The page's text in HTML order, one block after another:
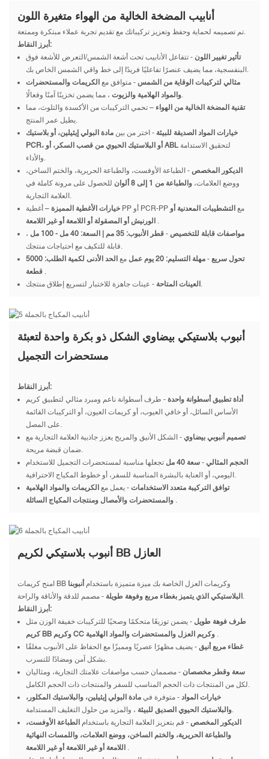
أنابيب المضخة الخالية من الهواء متغيرة اللون
تم تصميمه لحماية وحفظ وتعزيز تركيباتك مع تقديم تجربة عملاء مبتكرة وممتعة.
أبرز النقاط:
تأثير تغيير اللون - تتفاعل الأنابيب تحت أشعة الشمس/التعرض للأشعة فوق
البنفسجية، مما يضيف عنصرًا تفاعليًا فريدًا إلى خط واقي الشمس الخاص بك.
مثالي لتركيبات الوقاية من الشمس- متوافق مع الكريمات والمستحضرات
والمواد الهلامية والزيوت، مما يضمن تخزينًا آمنًا وفعالًا.
تقنية المضخة الخالية من الهواء – تحمي التركيبات من الأكسدة والتلوث، مما
يطيل عمر المنتج.
خيارات المواد الصديقة للبيئة - اختر من بين مادة البولي إيثيلين، أو بلاستيك
PCR، أو البلاستيك الحيوي من قصب السكر، أو ABL
والأداء.
الديكور المخصص- الطباعة الأوفست، والطباعة الحريرية، والختم الساخن،
ووضع العلامات، والطباعة من 1 إلى 8 ألوان
للحصول على مرونة كاملة في
العلامة التجارية.
خيارات الأغطية المميزة
– أغطية PP أو PCR-PP مع التشطيبات المعدنية أو
الورنيش أو المصقولة أو اللامعة أو غير اللامعة .
مواصفات قابلة للتخصيص- قطر الأنبوب: 35 مم | السعة: 40 مل - 100 مل
،
قابلة للتكيف مع احتياجات منتجك.
تحول سريع- مهلة التسليم: 20 يوم عمل مع
الحد الأدنى لكمية الطلب: 5000
قطعة .
العينات المتاحة - عينات جاهزة للاختبار لتسريع إطلاق منتجك.
أنبوب بلاستيكي بيضاوي الشكل ذو بكرة واحدة لتعبئة
مستحضرات التجميل
أبرز النقاط:
أداة تطبيق أسطوانة واحدة- طرف أسطوانة ناعم ومبرد مثالي لتطبيق كريم
الأساس السائل، أو خافي العيوب، أو كريمات العيون، أو التركيبات القائمة
على المصل.
تصميم أنبوبي بيضاوي- الشكل الأنيق والمريح يعزز جاذبية العلامة التجارية مع
ضمان قبضة مريحة.
الحجم المثالي- سعة 40 مل
تجعلها مناسبة لمستحضرات التجميل للاستخدام
اليومي، أو العناية بالبشرة المناسبة للسفر، أو خطوط المكياج الاحترافية.
توافق التركيبة متعدد الاستخدامات- يعمل مع الكريمات والمواد الهلامية
والمستحضرات والأمصال ومنتجات المكياج السائلة .
أنبوب بلاستيكي لكريم BB العازل
امنح كريمات BB وكريمات العزل الخاصة بك ميزة متميزة باستخدام أنبوبنا
البلاستيكي الذي يتميز بغطاء مربع وفوهة طويلة - مصمم للدقة والأناقة والراحة.
أبرز النقاط:
طرف فوهة طويل - يضمن توزيعًا متحكمًا وصحيًا للتركيبات خفيفة الوزن مثل
كريم BB وكريم CC وكريم العزل والمستحضرات والمواد الهلامية .
غطاء مربع أنيق- يضيف مظهرًا عصريًا ومميزًا مع الحفاظ على الأنبوب مغلقًا
بشكل آمن ومضادًا للتسرب.
سعة وقطر مخصصان - مصممان حسب مواصفات علامتك التجارية، ومثاليان
لكل من المنتجات ذات الحجم المناسب للسفر والمنتجات ذات الحجم الكامل.
خيارات المواد- متوفرة في مادة البولي إيثيلين، والبلاستيك المكلور،
والبلاستيك الحيوي الصديق للبيئة، والمزيد من حلول التغليف المستدامة.
الديكور المخصص- قم بتعزيز العلامة التجارية باستخدام الطباعة الأوفست،
والطباعة الحريرية، والختم الساخن، ووضع العلامات، واللمسات النهائية
اللامعة أو غير اللامعة أو غير اللامعة .